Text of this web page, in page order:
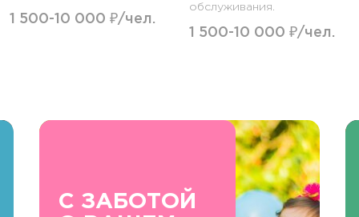
1 500-10 000 ₽/чел.
обслуживания.
1 500-10 000 ₽/чел.
С ЗАБОТОЙ